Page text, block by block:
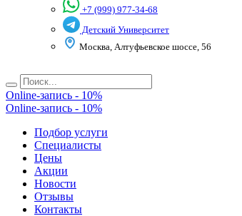
+7 (999) 977-34-68
Детский Университет
Москва, Алтуфьевское шоссе, 56
Online-запись - 10%
Online-запись - 10%
Подбор услуги
Специалисты
Цены
Акции
Новости
Отзывы
Контакты